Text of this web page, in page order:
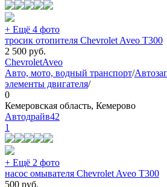
+ Ещё 4 фото
тросик отопителя Chevrolet Aveo T300
2 500 руб.
ChevroletAveo
Авто, мото, водный транспорт/
элементы двигателя/
0
Кемеровская область, Кемерово
Автодрайв42
1
+ Ещё 2 фото
насос омывателя Chevrolet Aveo T300
500 руб.